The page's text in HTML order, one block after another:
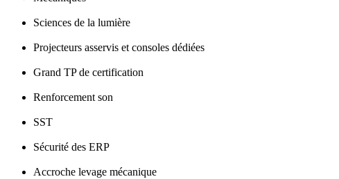
Sciences de la lumière
Projecteurs asservis et consoles dédiées
Grand TP de certification
Renforcement son
SST
Sécurité des ERP
Accroche levage mécanique